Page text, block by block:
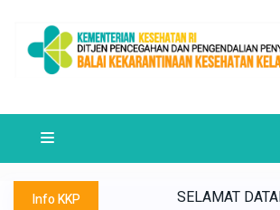
Info KKP
MENUJU SATKER WBK/WBBM ~
KEKARANTINAAN KESEHATAN KELAS
SELAMAT